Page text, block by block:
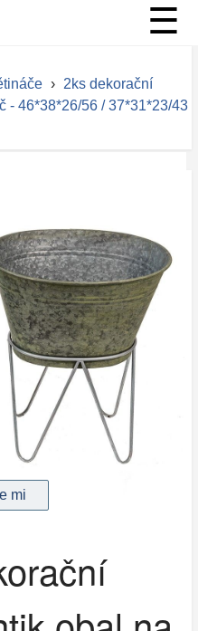
☰
› 2ks dekorační
- 46*38*26/56 / 37*31*23/43